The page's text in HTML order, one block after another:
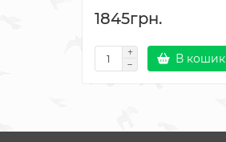
1845грн.
В кошик